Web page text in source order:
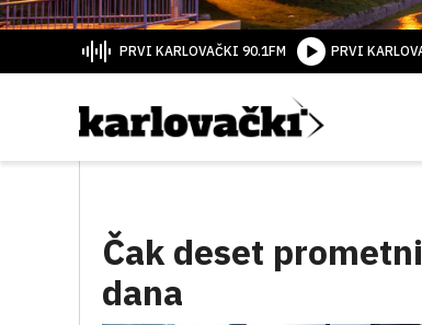
PRVI KARLOVAČKI 90.1FM PRVI
Čak deset
dana